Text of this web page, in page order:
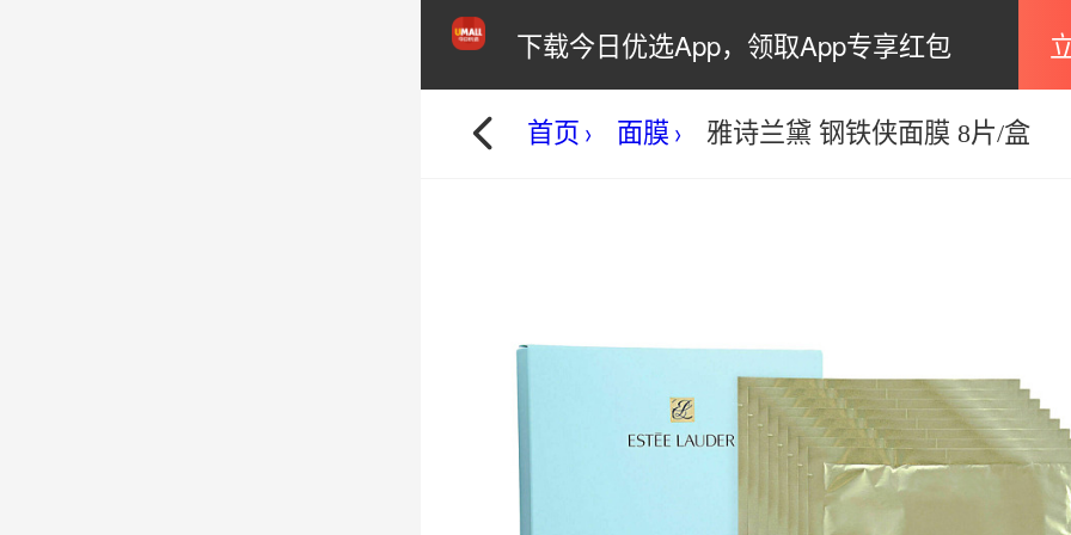
下载今日优选App，领取App专享红包
首页 面膜 雅诗兰黛 钢铁侠面膜 8片/盒